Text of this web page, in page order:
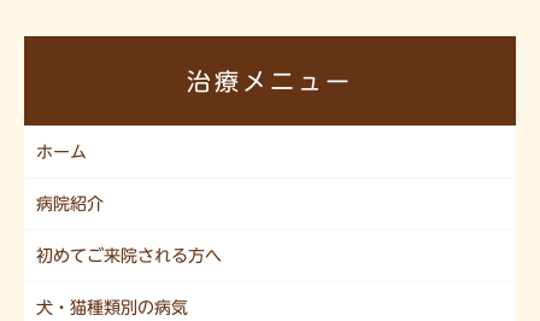
治療メニュー
ホーム
病院紹介
初めてご来院される方へ
犬・猫種類別の病気